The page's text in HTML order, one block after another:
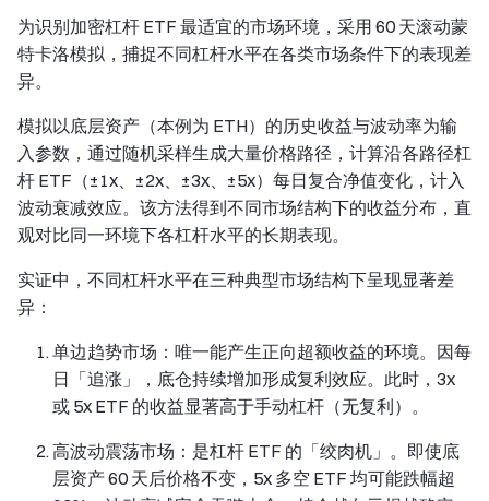
为识别加密杠杆 ETF 最适宜的市场环境，采用 60 天滚动蒙
特卡洛模拟，捕捉不同杠杆水平在各类市场条件下的表现差
异。
模拟以底层资产（本例为 ETH）的历史收益与波动率为输
入参数，通过随机采样生成大量价格路径，计算沿各路径杠
杆 ETF（±1x、±2x、±3x、±5x）每日复合净值变化，计入
波动衰减效应。该方法得到不同市场结构下的收益分布，直
观对比同一环境下各杠杆水平的长期表现。
实证中，不同杠杆水平在三种典型市场结构下呈现显著差
异：
单边趋势市场：唯一能产生正向超额收益的环境。因每
日「追涨」，底仓持续增加形成复利效应。此时，3x
或 5x ETF 的收益显著高于手动杠杆（无复利）。
高波动震荡市场：是杠杆 ETF 的「绞肉机」。即使底
层资产 60 天后价格不变，5x 多空 ETF 均可能跌幅超